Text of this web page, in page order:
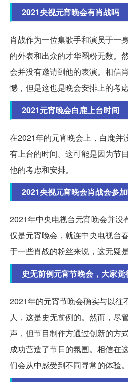
2021央视元宵晚会有肖战吗
肖战作为一位集歌手和演员于一
的外表和出众的才华圈粉无数。
会并没有邀请到他的表演。相信
憾，但是这也是晚会安排上的考虑
2021元宵晚会白鹿上台时间
在2021年的元宵晚会上，白鹿并
有上台的时间。这可能是因为节
他的考虑和安排。
2021央视元宵晚会肖战会参
2021年中央电视台元宵晚会并没
仅是元宵晚会，就连中央电视台
于一些肖战的粉丝来说，这无疑是
史无前例元宵节晚会，大家觉
2021年的元宵节晚会确实与以往
人，这是史无前例的。然而，尽
声，但节目制作方通过创新的方
成功营造了节日的氛围。相信在
们会从中感受到不同寻常的体验。